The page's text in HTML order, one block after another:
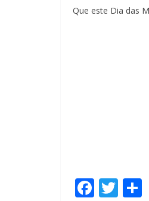
Que este Dia das
F T